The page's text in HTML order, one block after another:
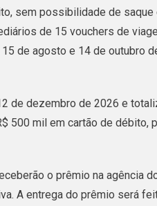
sem possibilidade de saque
de 15 vouchers de
de agosto e 14 de outubro
de dezembro de 2026 e
500 mil em cartão de débito,
o prêmio na agência
A entrega do prêmio será